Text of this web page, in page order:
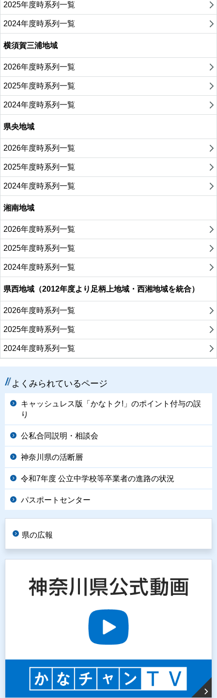
2025年度時系列一覧
2024年度時系列一覧
横須賀三浦地域
2026年度時系列一覧
2025年度時系列一覧
2024年度時系列一覧
県央地域
2026年度時系列一覧
2025年度時系列一覧
2024年度時系列一覧
湘南地域
2026年度時系列一覧
2025年度時系列一覧
2024年度時系列一覧
県西地域（2012年度より足柄上地域・西湘地域を統合）
2026年度時系列一覧
2025年度時系列一覧
2024年度時系列一覧
よくみられているページ
キャッシュレス版「かなトク!」のポイント付与の誤
り
公私合同説明・相談会
神奈川県の活断層
令和7年度 公立中学校等卒業者の進路の状況
パスポートセンター
県の広報